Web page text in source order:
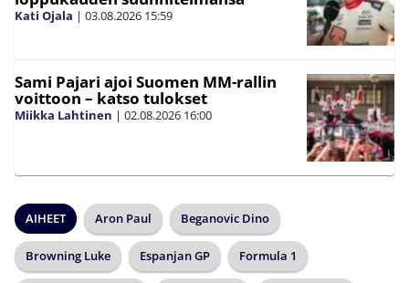
Kati Ojala | 03.08.2026 15:59
Sami Pajari ajoi Suomen MM-rallin
voittoon – katso tulokset
Miikka Lahtinen | 02.08.2026 16:00
AIHEET Aron Paul Beganovic Dino
Browning Luke Espanjan GP Formula 1